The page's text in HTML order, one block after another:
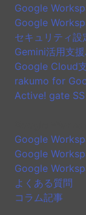
Google
Google
セキュリティ設
Gemini活用支援
Google Cloud
rakumo for
Active! gate
Google
Google
Google
よくある質問
コラム記事